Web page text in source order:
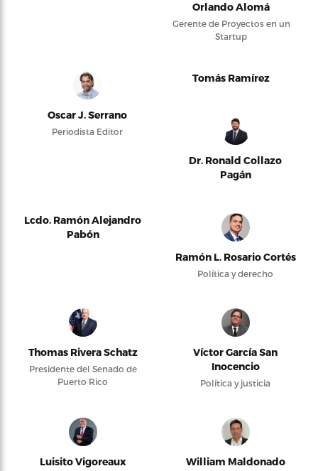
Orlando Alomá
Gerente de Proyectos en un
Startup
Oscar J. Serrano
Periodista Editor
Tomás Ramírez
Dr. Ronald Collazo
Pagán
Lcdo. Ramón Alejandro
Pabón
Ramón L. Rosario Cortés
Política y derecho
Thomas Rivera Schatz
Presidente del Senado de
Puerto Rico
Víctor García San
Inocencio
Política y justicia
Luisito Vigoreaux William Maldonado